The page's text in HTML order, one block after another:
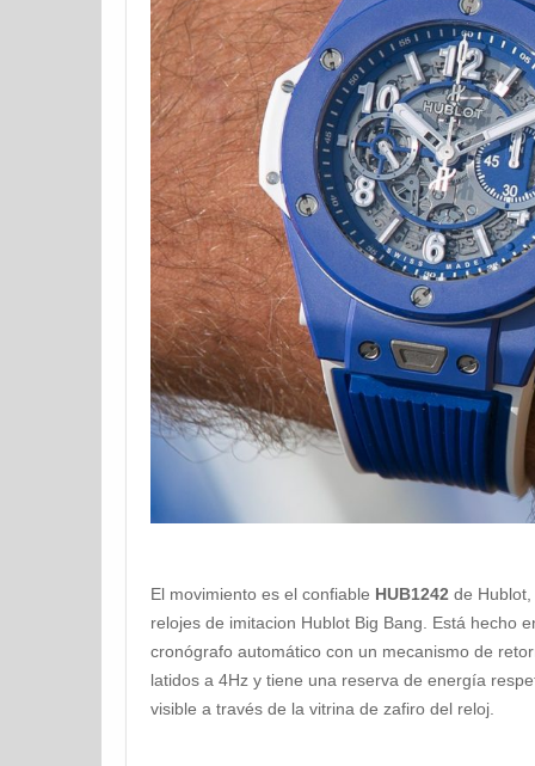
El movimiento es el confiable HUB1242 de
relojes de imitacion Hublot Big Bang. Está hecho
cronógrafo automático con un mecanismo de
latidos a 4Hz y tiene una reserva de energía
visible a través de la vitrina de zafiro del reloj.